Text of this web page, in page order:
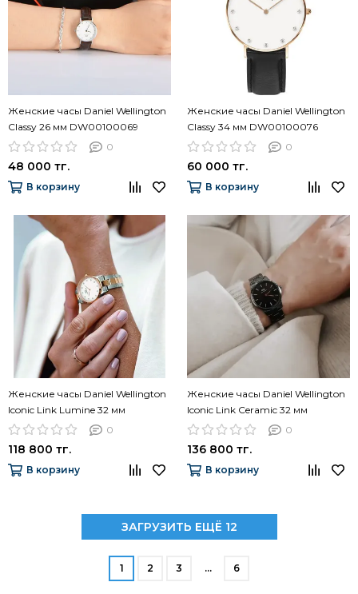
Женские часы Daniel Wellington
Classy 26 мм DW00100069
0
48 000 тг.
В корзину
Женские часы Daniel Wellington
Classy 34 мм DW00100076
0
60 000 тг.
В корзину
Женские часы Daniel Wellington
Iconic Link Lumine 32 мм
DW00100358
0
118 800 тг.
В корзину
Женские часы Daniel Wellington
Iconic Link Ceramic 32 мм
DW00100414
0
136 800 тг.
В корзину
ЗАГРУЗИТЬ ЕЩЁ 12
1 2 3 … 6